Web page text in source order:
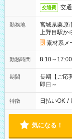
交通費 交
勤務地
宮城県栗原
上野目駅か
素材系メ
勤務時間
期間
長期【ご応
即日～
特徴 日払いOK /
気になる！